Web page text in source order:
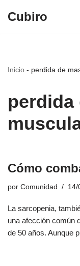
Cubiro
Inicio - perdida de
perdida
Cómo
por Comunidad 14/
La sarcopenia,
una afección común
de 50 años. Aunque